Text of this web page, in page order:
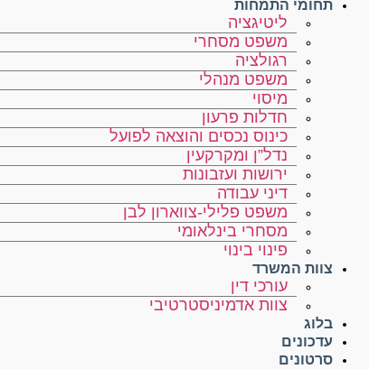
תחומי התמחות
ליטיגציה
משפט מסחרי
רגולציה
משפט מנהלי
מיסוי
חדלות פרעון
כינוס נכסים והוצאה לפועל
נדל”ן ומקרקעין
ירושות ועזבונות
דיני עבודה
משפט פלילי-צווארון לבן
מסחרי בינלאומי
פינוי בינוי
צוות המשרד
עורכי דין
צוות אדמיניסטרטיבי
בלוג
עדכונים
סרטונים